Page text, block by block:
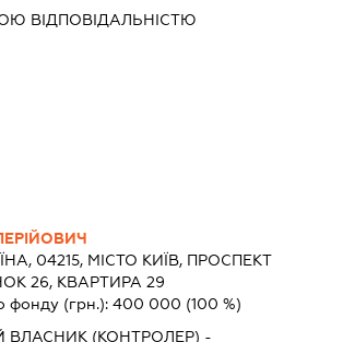
ВІДПОВІДАЛЬНІСТЮ
04215, МІСТО КИЇВ, ПРОСПЕКТ
26, КВАРТИРА 29
фонду (грн.):400 000 (100 %)
ВЛАСНИК (КОНТРОЛЕР) -